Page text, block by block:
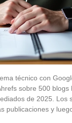
técnico con
sobre 500
de 2025. Los
publicaciones y